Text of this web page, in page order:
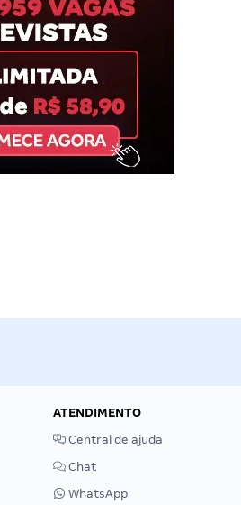
ATENDIMENTO
Central de ajuda
Chat
WhatsApp